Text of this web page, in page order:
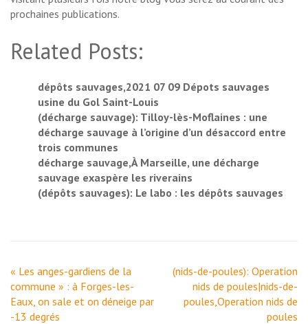
prochaines publications.
Related Posts:
dépôts sauvages,2021 07 09 Dépots sauvages
usine du Gol Saint-Louis
(décharge sauvage): Tilloy-lès-Moflaines : une
décharge sauvage à l’origine d’un désaccord entre
trois communes
décharge sauvage,À Marseille, une décharge
sauvage exaspère les riverains
(dépôts sauvages): Le labo : les dépôts sauvages
Navigation
de
l’article
« Les anges-gardiens de la
commune » : à Forges-les-
Eaux, on sale et on déneige par
-13 degrés
(nids-de-poules): Operation
nids de poules|nids-de-
poules,Operation nids de
poules